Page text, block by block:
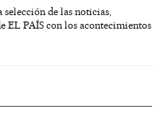
selección de las noticias,
EL PAÍS con los acontecimientos